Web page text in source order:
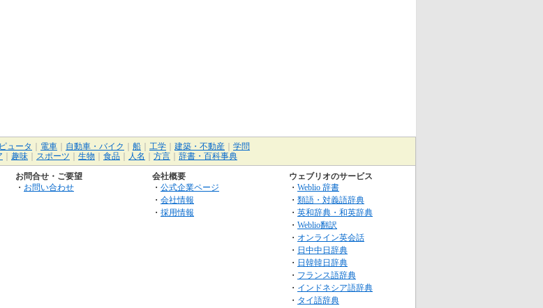
ュータ 電車 自動車・バイク 船 工学 建築・不動産
学問
趣味 スポーツ 生物 食品 人名 方言 辞書・百科事典
お問合せ・ご要望
・ お問い合わせ
会社概要
・ 公式企業ページ
・ 会社情報
・ 採用情報
ウェブリオのサービス
・ Weblio 辞書
・ 類語・対義語辞典
・ 英和辞典・和英辞典
・ Weblio翻訳
・ オンライン英会話
・ 日中中日辞典
・ 日韓韓日辞典
・ フランス語辞典
・ インドネシア語辞典
・ タイ語辞典